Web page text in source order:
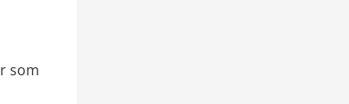
som